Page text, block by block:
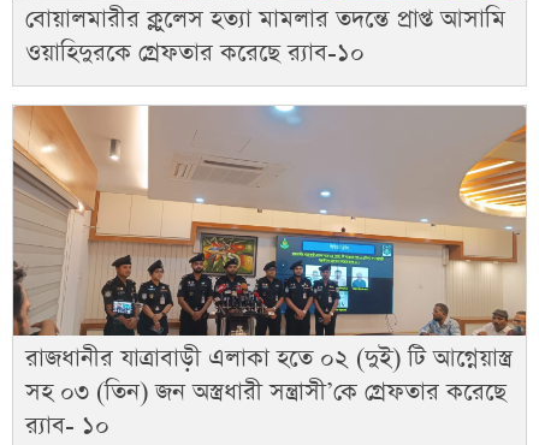
বোয়ালমারীর ক্লুলেস হত্যা মামলার তদন্তে প্রাপ্ত আসামি
ওয়াহিদুরকে গ্রেফতার করেছে র‌্যাব-১০
রাজধানীর যাত্রাবাড়ী এলাকা হতে ০২ (দুই) টি আগ্নেয়াস্ত্র
সহ ০৩ (তিন) জন অস্ত্রধারী সন্ত্রাসী’কে গ্রেফতার করেছে
র‌্যাব- ১০